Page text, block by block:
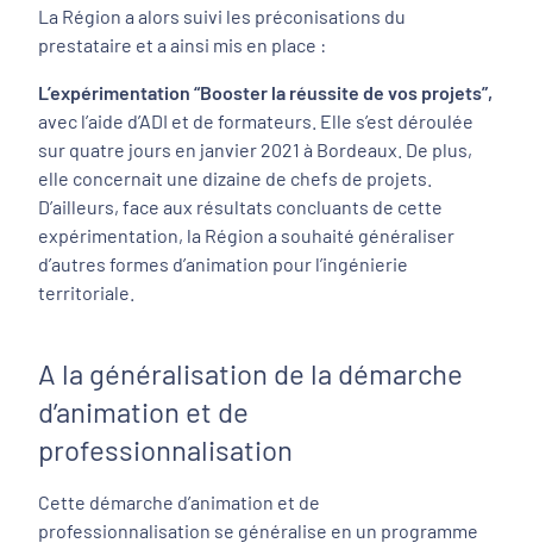
La Région a alors suivi les préconisations du
prestataire et a ainsi mis en place :
L’expérimentation “Booster la réussite de vos projets”,
avec l’aide d’ADI et de formateurs. Elle s’est déroulée
sur quatre jours en janvier 2021 à Bordeaux. De plus,
elle concernait une dizaine de chefs de projets.
D’ailleurs, face aux résultats concluants de cette
expérimentation, la Région a souhaité généraliser
d’autres formes d’animation pour l’ingénierie
territoriale.
A la généralisation de la démarche
d’animation et de
professionnalisation
Cette démarche d’animation et de
professionnalisation se généralise en un programme